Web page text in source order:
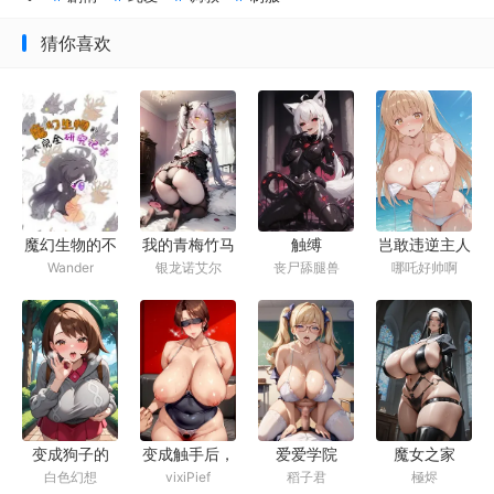
猜你喜欢
魔幻生物的不
完全研究记录
Wander
我的青梅竹马
是个坏退魔师
银龙诺艾尔
触缚
丧尸舔腿兽
岂敢违逆主人
的命令
哪吒好帅啊
变成狗子的
我，发现白月
白色幻想
变成触手后，
和家人在异世
vixiPief
爱爱学院
稻子君
魔女之家
極烬